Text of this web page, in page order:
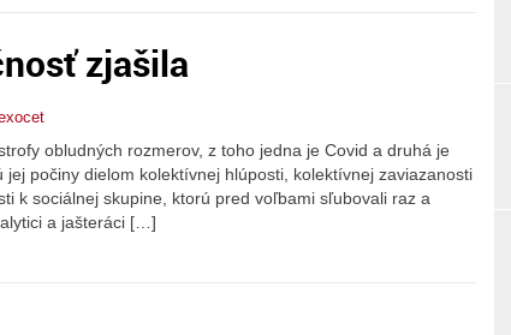
zjašila
obludných rozmerov, z toho jedna je Covid a druhá je
počiny dielom kolektívnej hlúposti, kolektívnej zaviazanosti
k sociálnej skupine, ktorú pred voľbami sľubovali raz a
a jašteráci […]